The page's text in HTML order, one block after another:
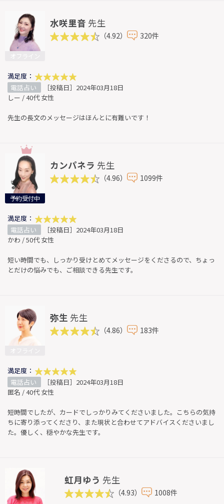
水咲里音 先生
（4.92） 320件
満足度：
電話占い
［投稿日］2024年03月18日
しー / 40代 女性
先生の長文のメッセージはほんとに有難いです！
予約受付中
カンパネラ 先生
（4.96） 1099件
満足度：
電話占い
［投稿日］2024年03月18日
かわ / 50代 女性
短い時間でも、しっかり受けとめてメッセージをくださるので、ちょっ
とだけの悩みでも、ご相談できる先生です。
弥生 先生
（4.86） 183件
満足度：
電話占い
［投稿日］2024年03月18日
匿名 / 40代 女性
短時間でしたが、カードでしっかりみてくださいました。こちらの気持
ちに寄り添ってくださり、また現状と合わせてアドバイスくださいまし
た。優しく、穏やかな先生です。
虹月ゆう 先生
（4.93） 1008件